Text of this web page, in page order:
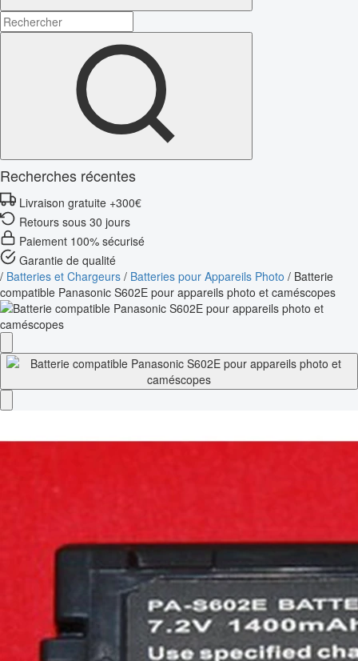
Recherches récentes
Livraison gratuite +300€
Retours sous 30 jours
Paiement 100% sécurisé
Garantie de qualité
/ Batteries et Chargeurs / Batteries pour Appareils Photo / Batterie
compatible Panasonic S602E pour appareils photo et caméscopes